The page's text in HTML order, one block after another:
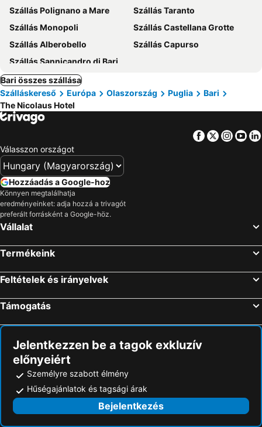
Szállás Polignano a Mare
Szállás Taranto
Szállás Monopoli
Szállás Castellana Grotte
Szállás Alberobello
Szállás Capurso
Szállás Sannicandro di Bari
Bari összes szállása
Szálláskereső
Európa Olaszország Puglia
Bari
The Nicolaus Hotel
Facebook
Twitter
Válasszon országot
Hozzáadás a Google-hoz
Könnyen megtalálhatja
eredményeinket: adja hozzá a trivagót
preferált forrásként a Google-höz.
Vállalat
Termékeink
Feltételek és irányelvek
Támogatás
Jelentkezzen be a tagok exkluzív
előnyeiért
Személyre szabott élmény
Hűségajánlatok és tagsági árak
Bejelentkezés